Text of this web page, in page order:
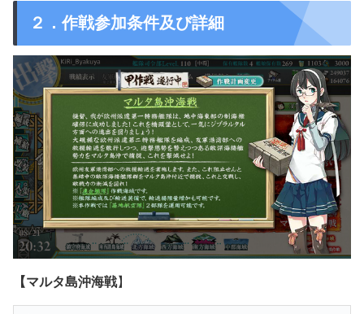
２．作戦参加条件及び詳細
【マルタ島沖海戦】